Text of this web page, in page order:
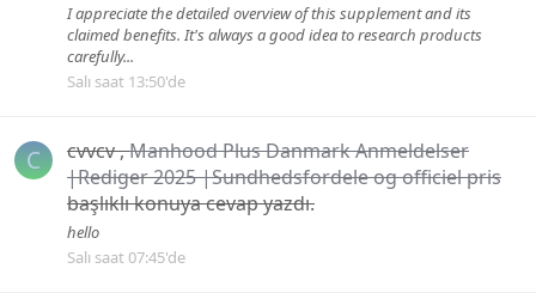
I appreciate the detailed overview of this supplement and its
claimed benefits. It's always a good idea to research products
carefully...
Salı saat 13:50'de
C cvvcv,Manhood Plus Danmark Anmeldelser
|Rediger 2025 |Sundhedsfordele og officiel pris
başlıklı konuya cevap yazdı.
hello
Salı saat 07:45'de